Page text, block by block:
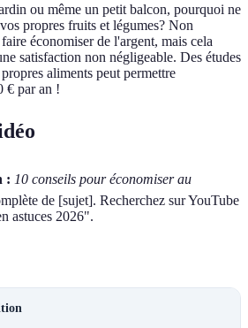
ou même un petit balcon, pourquoi ne
propres fruits et légumes? Non
économiser de l'argent, mais cela
satisfaction non négligeable. Des études
aliments peut permettre
€ par an !
: 10 conseils pour économiser au
de [sujet]. Recherchez sur YouTube
astuces 2026".